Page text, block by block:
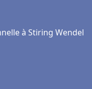
à Stiring Wendel